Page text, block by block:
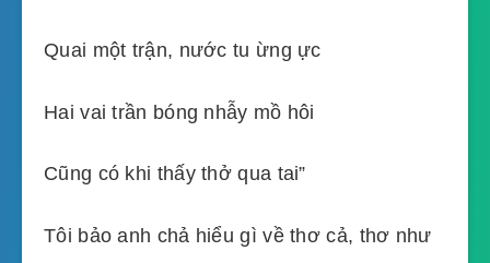
Quai một trận, nước tu ừng ực
Hai vai trần bóng nhẫy mồ hôi
Cũng có khi thấy thở qua tai”
Tôi bảo anh chả hiểu gì về thơ cả, thơ như